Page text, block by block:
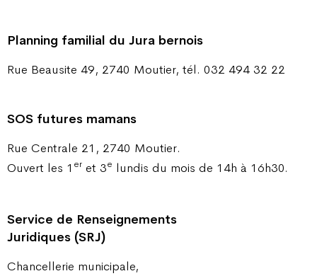
Planning familial du Jura bernois
Rue Beausite 49, 2740 Moutier, tél. 032 494 32 22
SOS futures mamans
Rue Centrale 21, 2740 Moutier.
Ouvert les 1 er et 3e lundis du mois de 14h à 16h30.
Service de Renseignements
Juridiques (SRJ)
Chancellerie municipale,